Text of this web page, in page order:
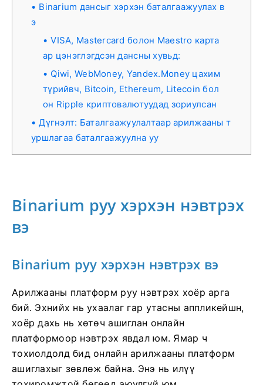
Binarium дансыг хэрхэн баталгаажуулах в
э
VISA, Mastercard болон Maestro карта
ар цэнэглэгдсэн дансны хувьд:
Qiwi, WebMoney, Yandex.Money цахим
түрийвч, Bitcoin, Ethereum, Litecoin бол
он Ripple криптовалютуудад зориулсан
Дүгнэлт: Баталгаажуулалтаар арилжааны т
уршлагаа баталгаажуулна уу
Binarium руу хэрхэн нэвтрэх
вэ
Binarium руу хэрхэн нэвтрэх вэ
Арилжааны платформ руу нэвтрэх хоёр арга
бий. Эхнийх нь ухаалаг гар утасны аппликейшн,
хоёр дахь нь хөтөч ашиглан онлайн
платформоор нэвтрэх явдал юм. Ямар ч
тохиолдолд бид онлайн арилжааны платформ
ашиглахыг зөвлөж байна. Энэ нь илүү